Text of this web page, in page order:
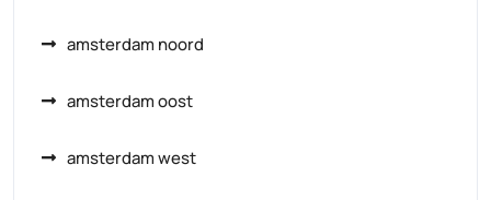
amsterdam noord
amsterdam oost
amsterdam west